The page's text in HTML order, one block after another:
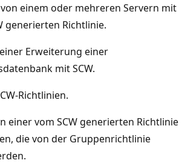
einem oder mehreren Servern mit
generierten Richtlinie.
Erweiterung einer
mit SCW.
Richtlinien.
einer vom SCW generierten Richtlinie
die von der Gruppenrichtlinie